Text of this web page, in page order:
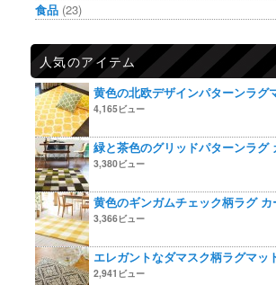
食品 (23)
人気のアイテム
黄色の北欧デザインパターンラグ
4,165ビュー
緑と茶色のグリッドパターンラグ
3,380ビュー
黄色のギンガムチェック柄ラグ カ
3,366ビュー
エレガントなダマスク柄ラグマッ
2,941ビュー